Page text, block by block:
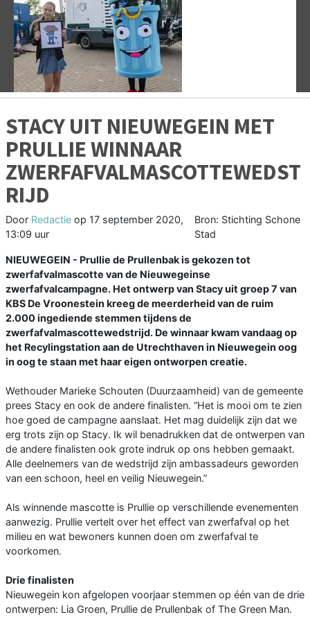
Vorige
STACY UIT NIEUWEGEIN MET
PRULLIE WINNAAR
ZWERFAFVALMASCOTTEWEDST
RIJD
Door Redactie op 17 september 2020,
13:09 uur
Bron: Stichting Schone
Stad
NIEUWEGEIN - Prullie de Prullenbak is gekozen tot
zwerfafvalmascotte van de Nieuwegeinse
zwerfafvalcampagne. Het ontwerp van Stacy uit groep 7 van
KBS De Vroonestein kreeg de meerderheid van de ruim
2.000 ingediende stemmen tijdens de
zwerfafvalmascottewedstrijd. De winnaar kwam vandaag op
het Recylingstation aan de Utrechthaven in Nieuwegein oog
in oog te staan met haar eigen ontworpen creatie.
Wethouder Marieke Schouten (Duurzaamheid) van de gemeente
prees Stacy en ook de andere finalisten. “Het is mooi om te zien
hoe goed de campagne aanslaat. Het mag duidelijk zijn dat we
erg trots zijn op Stacy. Ik wil benadrukken dat de ontwerpen van
de andere finalisten ook grote indruk op ons hebben gemaakt.
Alle deelnemers van de wedstrijd zijn ambassadeurs geworden
van een schoon, heel en veilig Nieuwegein.”
Als winnende mascotte is Prullie op verschillende evenementen
aanwezig. Prullie vertelt over het effect van zwerfafval op het
milieu en wat bewoners kunnen doen om zwerfafval te
voorkomen.
Drie finalisten
Nieuwegein kon afgelopen voorjaar stemmen op één van de drie
ontwerpen: Lia Groen, Prullie de Prullenbak of The Green Man.